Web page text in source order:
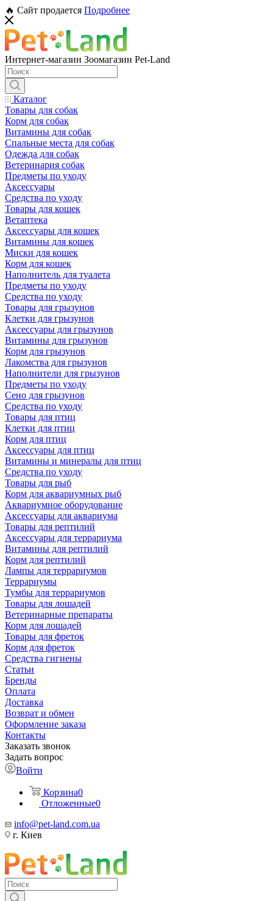
🔥 Сайт продается Подробнее
Интернет-магазин Зоомагазин Pet-Land
Каталог
Товары для собак
Корм для собак
Витамины для собак
Спальные места для собак
Одежда для собак
Ветеринария собак
Предметы по уходу
Аксессуары
Средства по уходу
Товары для кошек
Ветаптека
Аксессуары для кошек
Витамины для кошек
Миски для кошек
Корм для кошек
Наполнитель для туалета
Предметы по уходу
Средства по уходу
Товары для грызунов
Клетки для грызунов
Аксессуары для грызунов
Витамины для грызунов
Корм для грызунов
Лакомства для грызунов
Наполнители для грызунов
Предметы по уходу
Сено для грызунов
Средства по уходу
Товары для птиц
Клетки для птиц
Корм для птиц
Аксессуары для птиц
Витамины и минералы для птиц
Средства по уходу
Товары для рыб
Корм для аквариумных рыб
Аквариумное оборудование
Аксессуары для аквариума
Товары для рептилий
Аксессуары для террариума
Витамины для рептилий
Корм для рептилий
Лампы для террариумов
Террариумы
Тумбы для террариумов
Товары для лошадей
Ветеринарные препараты
Корм для лошадей
Товары для фреток
Корм для фреток
Средства гигиены
Статьи
Бренды
Оплата
Доставка
Возврат и обмен
Оформление заказа
Контакты
Заказать звонок
Задать вопрос
Войти
Корзина0
Отложенные0
info@pet-land.com.ua
г. Киев